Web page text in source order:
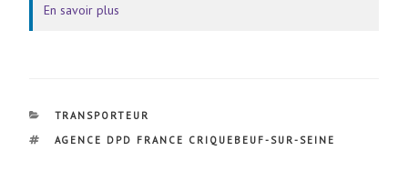
En savoir plus
CATÉGORIES
TRANSPORTEUR
ÉTIQUETTES
AGENCE DPD FRANCE CRIQUEBEUF-SUR-SEINE